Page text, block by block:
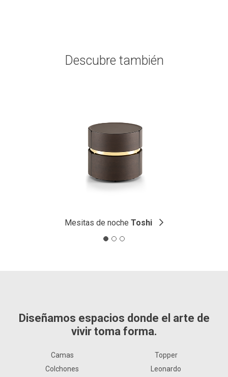
Descubre también
Mesitas de noche Toshi
Diseñamos espacios donde el arte de
vivir toma forma.
Camas
Colchones
Topper
Leonardo